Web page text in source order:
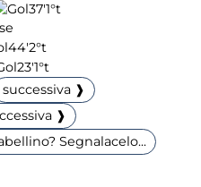
37'1°t
44'2°t
23'1°t
successiva ❱
❱
Segnalacelo...